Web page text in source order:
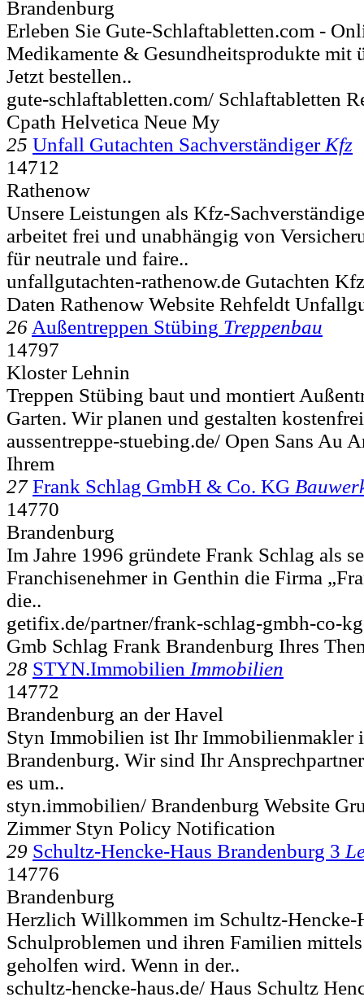
Brandenburg
Erleben Sie Gute-Schlaftabletten.com -
Medikamente & Gesundheitsprodukte mit
Jetzt bestellen..
gute-schlaftabletten.com/ Schlaftabletten
Cpath Helvetica Neue My
25 Unfall Gutachten Sachverständiger Kfz
14712
Rathenow
Unsere Leistungen als Kfz-
arbeitet frei und unabhängig von
für neutrale und faire..
unfallgutachten-rathenow.de Gutachten
Daten Rathenow Website Rehfeldt
26 Außentreppen Stübing Treppenbau
14797
Kloster Lehnin
Treppen Stübing baut und montiert
Garten. Wir planen und gestalten
aussentreppe-stuebing.de/ Open Sans Au
Ihrem
27 Frank Schlag GmbH & Co. KG
14770
Brandenburg
Im Jahre 1996 gründete Frank Schlag als
Franchisenehmer in Genthin die Firma
die..
getifix.de/partner/frank-schlag-gmbh-co-
Gmb Schlag Frank Brandenburg Ihres
28 STYN.Immobilien Immobilien
14772
Brandenburg an der Havel
Styn Immobilien ist Ihr Immobilienmakler
Brandenburg. Wir sind Ihr
es um..
styn.immobilien/ Brandenburg Website
Zimmer Styn Policy Notification
29 Schultz-Hencke-Haus Brandenburg 3
14776
Brandenburg
Herzlich Willkommen im Schultz-
Schulproblemen und ihren Familien
geholfen wird. Wenn in der..
schultz-hencke-haus.de/ Haus Schultz